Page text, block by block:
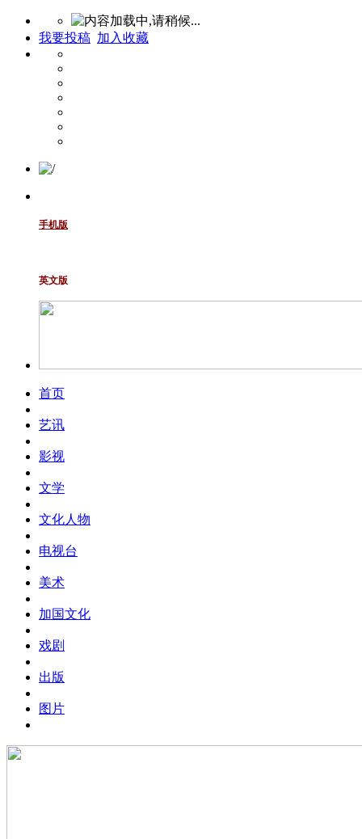
我要投稿 加入收藏
手机版
英文版
首页
艺讯
影视
文学
文化人物
电视台
美术
加国文化
戏剧
出版
图片